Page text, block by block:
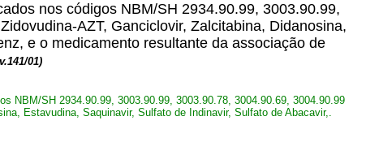
nos códigos NBM/SH 2934.90.99, 3003.90.99,
AZT, Ganciclovir, Zalcitabina, Didanosina,
e o medicamento resultante da associação de
01)
NBM/SH 2934.90.99, 3003.90.99, 3003.90.78, 3004.90.69, 3004.90.99
Estavudina, Saquinavir, Sulfato de Indinavir, Sulfato de Abacavir,.